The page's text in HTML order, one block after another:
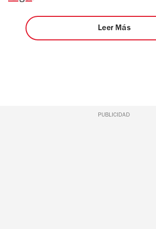
Leer Más
PUBLICIDAD